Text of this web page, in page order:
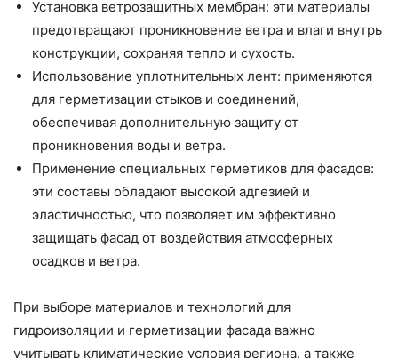
Установка ветрозащитных мембран: эти материалы
предотвращают проникновение ветра и влаги внутрь
конструкции, сохраняя тепло и сухость.
Использование уплотнительных лент: применяются
для герметизации стыков и соединений,
обеспечивая дополнительную защиту от
проникновения воды и ветра.
Применение специальных герметиков для фасадов:
эти составы обладают высокой адгезией и
эластичностью, что позволяет им эффективно
защищать фасад от воздействия атмосферных
осадков и ветра.
При выборе материалов и технологий для
гидроизоляции и герметизации фасада важно
учитывать климатические условия региона, а также